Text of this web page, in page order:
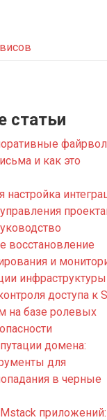
статьи
и как это
восстановление
и
инфраструктуры
доступа к
на базе ролевых
домена:
для
в черные
приложений: